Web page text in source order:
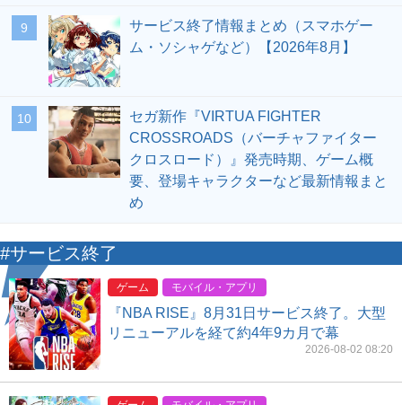
9
サービス終了情報まとめ（スマホゲー
ム・ソシャゲなど）【2026年8月】
10
セガ新作『VIRTUA FIGHTER
CROSSROADS（バーチャファイター
クロスロード）』発売時期、ゲーム概
要、登場キャラクターなど最新情報まと
め
#サービス終了
ゲーム モバイル・アプリ
『NBA RISE』8月31日サービス終了。大型
リニューアルを経て約4年9カ月で幕
2026-08-02 08:20